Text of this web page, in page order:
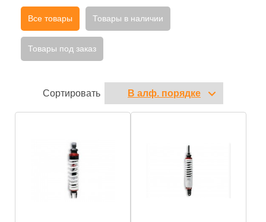
Все товары Товары в наличии
Товары под заказ
Сортировать